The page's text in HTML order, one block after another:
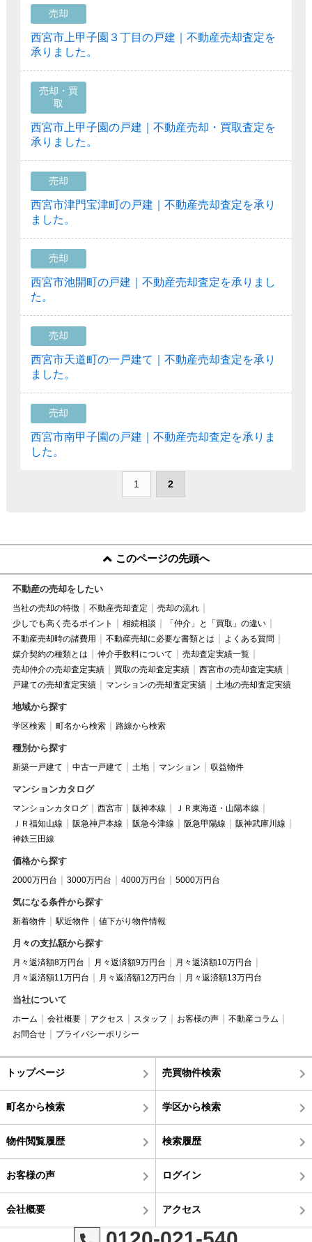
売却
西宮市上甲子園３丁目の戸建｜不動産売却査定を
承りました。
売却・買
取
西宮市上甲子園の戸建｜不動産売却・買取査定を
承りました。
売却
西宮市津門宝津町の戸建｜不動産売却査定を承り
ました。
売却
西宮市池開町の戸建｜不動産売却査定を承りまし
た。
売却
西宮市天道町の一戸建て｜不動産売却査定を承り
ました。
売却
西宮市南甲子園の戸建｜不動産売却査定を承りま
した。
1 2
このページの先頭へ
不動産の売却をしたい
当社の売却の特徴 不動産売却査定
売却の流れ
少しでも高く売るポイント
相続相談
「仲介」と「買取」の違い
不動産売却時の諸費用
不動産売却に必要な書類とは
よくある質問
媒介契約の種類とは
仲介手数料について
売却査定実績一覧
売却仲介の売却査定実績
買取の売却査定実績
西宮市の売却査定実績
戸建ての売却査定実績
マンションの売却査定実績 土地の売却査定実績
地域から探す
学区検索 町名から検索 路線から検索
種別から探す
新築一戸建て 中古一戸建て 土地 マンション 収益物件
マンションカタログ
マンションカタログ 西宮市 阪神本線
ＪＲ東海道・山陽本線
ＪＲ福知山線
阪急神戸本線 阪急今津線 阪急甲陽線
阪神武庫川線
神鉄三田線
価格から探す
2000万円台 3000万円台 4000万円台 5000万円台
気になる条件から探す
新着物件 駅近物件 値下がり物件情報
月々の支払額から探す
月々返済額8万円台 月々返済額9万円台
月々返済額10万円台
月々返済額11万円台
月々返済額12万円台 月々返済額13万円台
当社について
ホーム 会社概要 アクセス スタッフ お客様の声
不動産コラム
お問合せ
プライバシーポリシー
トップページ 売買物件検索
町名から検索 学区から検索
物件閲覧履歴 検索履歴
お客様の声 ログイン
会社概要 アクセス